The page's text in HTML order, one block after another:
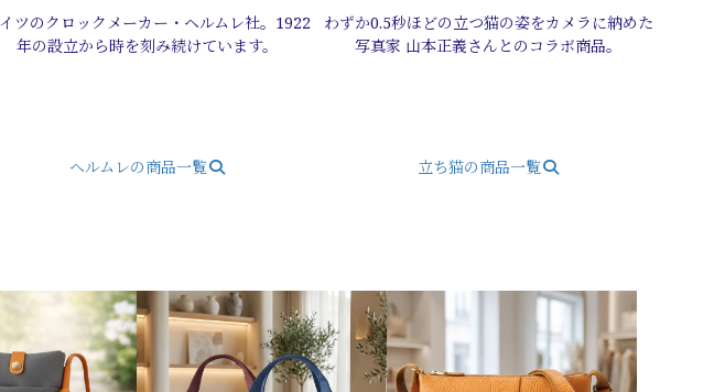
イツのクロックメーカー・ヘルムレ社。1922
年の設立から時を刻み続けています。
ヘルムレの商品一覧
わずか0.5秒ほどの立つ猫の姿をカメラに納めた
写真家 山本正義さんとのコラボ商品。
立ち猫の商品一覧